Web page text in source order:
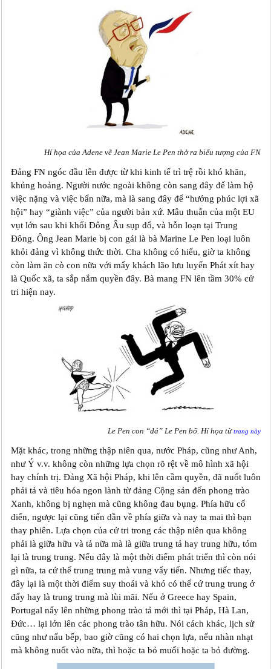
Hí họa của Adene vẽ Jean Marie Le Pen thở ra biểu tượng của FN
Đảng FN ngóc đầu lên được từ khi kinh tế trì trệ rồi khó khăn,
khủng hoảng. Người nước ngoài không còn sang đây để làm hộ
việc nặng và việc bẩn nữa, mà là sang đây để “hưởng phúc lợi xã
hội” hay “giành việc” của người bản xứ. Mâu thuẫn của một EU
vụt lớn sau khi khối Đông Âu sụp đổ, và hỗn loạn tại Trung
Đông. Ông Jean Marie bị con gái là bà Marine Le Pen loại luôn
khỏi đảng vì không thức thời. Cha không có hiểu, giờ ta không
còn làm ăn cò con nữa với mấy khách lão lưu luyến Phát xít hay
là Quốc xã, ta sắp nắm quyền đây. Bà mang FN lên tầm 30% cử
tri hiện nay.
Le Pen con “đá” Le Pen bố. Hí họa từtrang này
Mặt khác, trong những thập niên qua, nước Pháp, cũng như Anh,
như Ý v.v. không còn những lựa chọn rõ rệt về mô hình xã hội
hay chính trị. Đảng Xã hội Pháp, khi lên cầm quyền, đã nuốt luôn
phái tả và tiêu hóa ngon lành từ đảng Cộng sản đến phong trào
Xanh, không bị nghẹn mà cũng không đau bụng. Phía hữu cổ
điển, ngược lại cũng tiến dần về phía giữa và nay ta mai thì bạn
thay phiên. Lựa chọn của cử tri trong các thập niên qua không
phải là giữa hữu và tả nữa mà là giữa trung tả hay trung hữu, tóm
lại là trung trung. Nếu đây là một thời điểm phát triển thì còn nói
gì nữa, ta cứ thế trung trung mà vung vẩy tiến. Nhưng tiếc thay,
đây lại là một thời điểm suy thoái và khó có thể cứ trung trung ở
đấy hay là trung trung mà lùi mãi. Nếu ở Greece hay Spain,
Portugal nẩy lên những phong trào tả mới thì tại Pháp, Hà Lan,
Đức… lại lớn lên các phong trào tân hữu. Nói cách khác, lịch sử
cũng như nấu bếp, bao giờ cũng có hai chọn lựa, nếu nhàn nhạt
mà không nuốt vào nữa, thì hoặc ta bỏ muối hoặc ta bỏ đường.